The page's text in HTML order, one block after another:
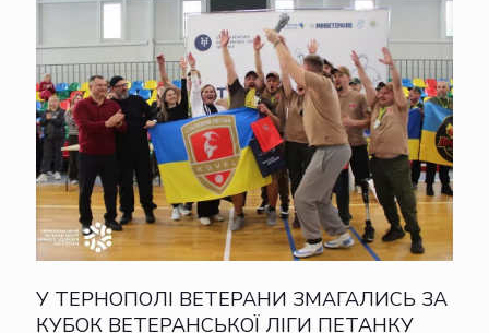
У ТЕРНОПОЛІ ВЕТЕРАНИ ЗМАГАЛИСЬ ЗА
КУБОК ВЕТЕРАНСЬКОЇ ЛІГИ ПЕТАНКУ